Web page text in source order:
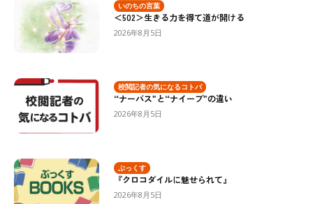
いのちの言葉
＜502＞生きる力を得て道が開ける
2026年8月5日
校閲記者の気になるコトバ
“ナーバス”と“ナイーブ”の違い
2026年8月5日
ぶっくす
『クロコダイルに魅せられて』
2026年8月5日